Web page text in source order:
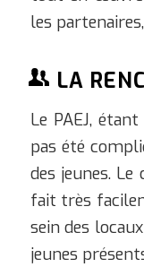
les
LA
Le PAEJ,
pas été
des jeunes. Le
fait très
sein des
jeunes